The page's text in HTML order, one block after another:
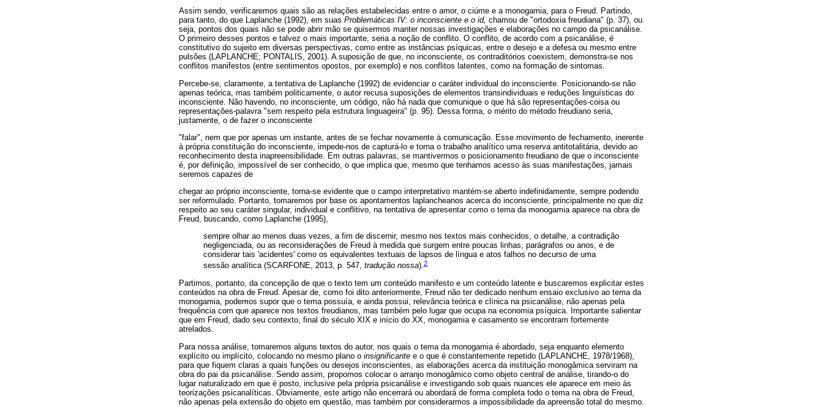
Assim sendo, verificaremos quais são as relações estabelecidas entre o amor, o ciúme e a monogamia, para o Freud. Partindo,
para tanto, do que Laplanche (1992), em suas Problemáticas IV: o inconsciente e o id, chamou de "ortodoxia freudiana" (p. 37), ou
seja, pontos dos quais não se pode abrir mão se quisermos manter nossas investigações e elaborações no campo da psicanálise.
O primeiro desses pontos e talvez o mais importante, seria a noção de conflito. O conflito, de acordo com a psicanálise, é
constitutivo do sujeito em diversas perspectivas, como entre as instâncias psíquicas, entre o desejo e a defesa ou mesmo entre
pulsões (LAPLANCHE; PONTALIS, 2001). A suposição de que, no inconsciente, os contraditórios coexistem, demonstra-se nos
conflitos manifestos (entre sentimentos opostos, por exemplo) e nos conflitos latentes, como na formação de sintomas.
Percebe-se, claramente, a tentativa de Laplanche (1992) de evidenciar o caráter individual do inconsciente. Posicionando-se não
apenas teórica, mas também politicamente, o autor recusa suposições de elementos transindividuais e reduções linguísticas do
inconsciente. Não havendo, no inconsciente, um código, não há nada que comunique o que há são representações-coisa ou
representações-palavra "sem respeito pela estrutura linguageira" (p. 95). Dessa forma, o mérito do método freudiano seria,
justamente, o de fazer o inconsciente
"falar", nem que por apenas um instante, antes de se fechar novamente à comunicação. Esse movimento de fechamento, inerente
à própria constituição do inconsciente, impede-nos de capturá-lo e torna o trabalho analítico uma reserva antitotalitária, devido ao
reconhecimento desta inapreensibilidade. Em outras palavras, se mantivermos o posicionamento freudiano de que o inconsciente
é, por definição, impossível de ser conhecido, o que implica que, mesmo que tenhamos acesso às suas manifestações, jamais
seremos capazes de
chegar ao próprio inconsciente, torna-se evidente que o campo interpretativo mantém-se aberto indefinidamente, sempre podendo
ser reformulado. Portanto, tomaremos por base os apontamentos laplancheanos acerca do inconsciente, principalmente no que diz
respeito ao seu caráter singular, individual e conflitivo, na tentativa de apresentar como o tema da monogamia aparece na obra de
Freud, buscando, como Laplanche (1995),
sempre olhar ao menos duas vezes, a fim de discernir, mesmo nos textos mais conhecidos, o detalhe, a contradição
negligenciada, ou as reconsiderações de Freud à medida que surgem entre poucas linhas, parágrafos ou anos, e de
considerar tais 'acidentes' como os equivalentes textuais de lapsos de língua e atos falhos no decurso de uma
sessão analítica (SCARFONE, 2013, p. 547, tradução nossa).2
Partimos, portanto, da concepção de que o texto tem um conteúdo manifesto e um conteúdo latente e buscaremos explicitar estes
conteúdos na obra de Freud. Apesar de, como foi dito anteriormente, Freud não ter dedicado nenhum ensaio exclusivo ao tema da
monogamia, podemos supor que o tema possuía, e ainda possui, relevância teórica e clínica na psicanálise, não apenas pela
frequência com que aparece nos textos freudianos, mas também pelo lugar que ocupa na economia psíquica. Importante salientar
que em Freud, dado seu contexto, final do século XIX e início do XX, monogamia e casamento se encontram fortemente
atrelados.
Para nossa análise, tomaremos alguns textos do autor, nos quais o tema da monogamia é abordado, seja enquanto elemento
explícito ou implícito, colocando no mesmo plano o insignificante e o que é constantemente repetido (LAPLANCHE, 1978/1968),
para que fiquem claras a quais funções ou desejos inconscientes, as elaborações acerca da instituição monogâmica serviram na
obra do pai da psicanálise. Sendo assim, propomos colocar o arranjo monogâmico como objeto central de análise, tirando-o do
lugar naturalizado em que é posto, inclusive pela própria psicanálise e investigando sob quais nuances ele aparece em meio às
teorizações psicanalíticas. Obviamente, este artigo não encerrará ou abordará de forma completa todo o tema na obra de Freud,
não apenas pela extensão do objeto em questão, mas também por considerarmos a impossibilidade da apreensão total do mesmo.